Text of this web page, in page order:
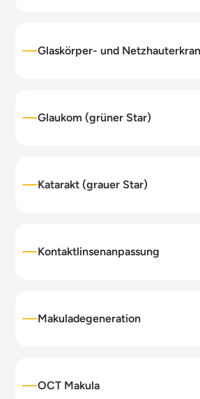
Glaskörper- und
Glaukom (grüner Star)
Katarakt (grauer Star)
Kontaktlinsenanpassung
Makuladegeneration
OCT Makula